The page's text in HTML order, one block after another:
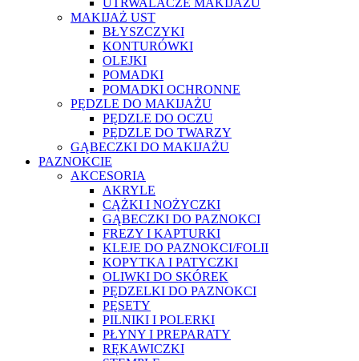
MAKIJAŻ UST
BŁYSZCZYKI
KONTURÓWKI
OLEJKI
POMADKI
POMADKI OCHRONNE
PĘDZLE DO MAKIJAŻU
PĘDZLE DO OCZU
PĘDZLE DO TWARZY
GĄBECZKI DO MAKIJAŻU
PAZNOKCIE
AKCESORIA
AKRYLE
CĄŻKI I NOŻYCZKI
GĄBECZKI DO PAZNOKCI
FREZY I KAPTURKI
KLEJE DO PAZNOKCI/FOLII
KOPYTKA I PATYCZKI
OLIWKI DO SKÓREK
PĘDZELKI DO PAZNOKCI
PĘSETY
PILNIKI I POLERKI
PŁYNY I PREPARATY
RĘKAWICZKI